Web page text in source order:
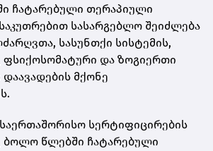
ჩატარებული თერაპიული
სასარგებლო შეიძლება
სასუნთქი სისტემის,
და ზოგიერთი
მქონე
საერთაშორისო სერტიფიცირების
ბოლო წლებში ჩატარებული